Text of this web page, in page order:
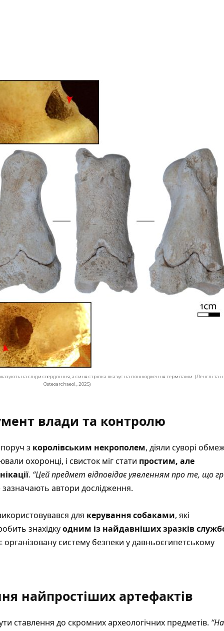
на сліди свердління, а синя стрілка вказує на пошкодження термітами. (Ленглі та
Osteoarchaeol., 2025)
влади та контролю
з королівським некрополем, діяли суворі
охоронці, і свисток міг стати простим, але
. “Цей предмет відповідає уявленням про те, що
автори дослідження.
для керування собаками, які
знахідкуодним із найдавніших зразків
організовану систему безпеки у давньоєгипетському
найпростіших артефактів
ставлення до скромних археологічних предметів.